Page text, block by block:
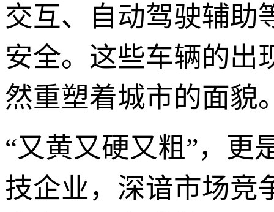
交互、自动驾驶辅助
安全。这些车辆的出
然重塑着城市的面貌
“又黄又硬又粗”，更
技企业，深谙市场竞